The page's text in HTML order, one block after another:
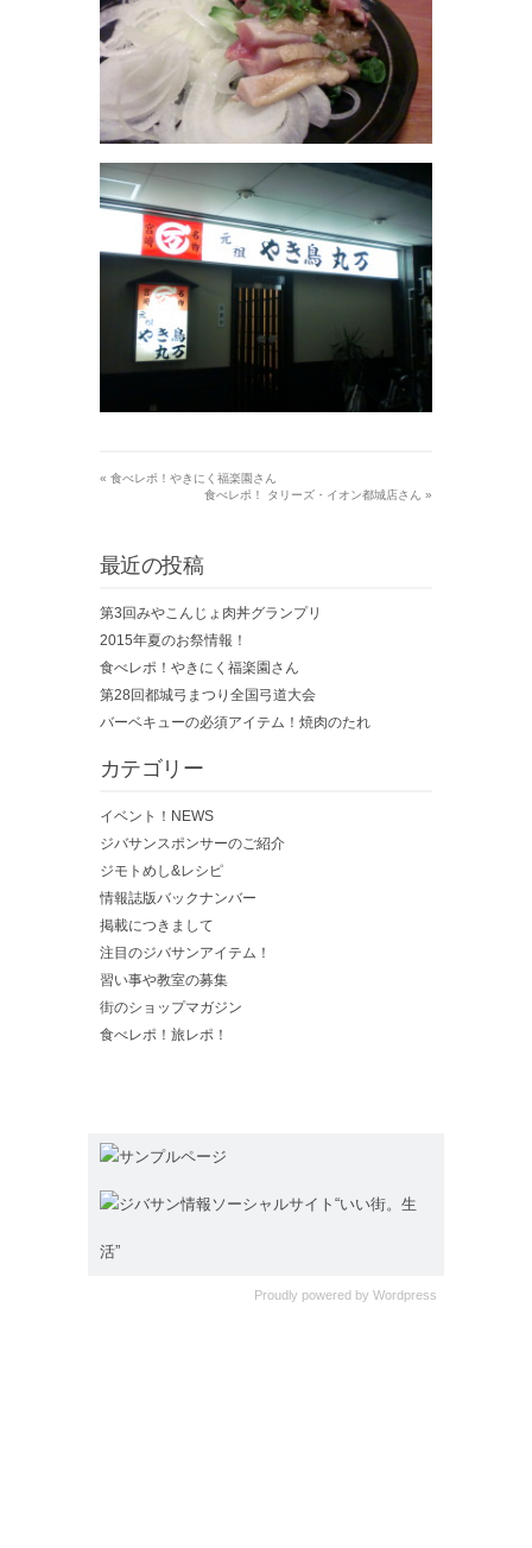
« 食べレポ！やきにく福楽園さん
食べレポ！ タリーズ・イオン都城店さん »
最近の投稿
第3回みやこんじょ肉丼グランプリ
2015年夏のお祭情報！
食べレポ！やきにく福楽園さん
第28回都城弓まつり全国弓道大会
バーベキューの必須アイテム！焼肉のたれ
カテゴリー
イベント！NEWS
ジバサンスポンサーのご紹介
ジモトめし&レシピ
情報誌版バックナンバー
掲載につきまして
注目のジバサンアイテム！
習い事や教室の募集
街のショップマガジン
食べレポ！旅レポ！
サンプルページ
ジバサン情報ソーシャルサイト“いい街。生
活”
Proudly powered byWordpress